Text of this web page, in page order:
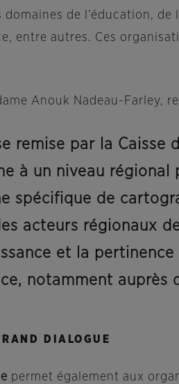
de l’éducation,
entre autres. Ces
Anouk Nadeau-Farley,
remise par la Caisse
à un niveau régional
spécifique de
acteurs régionaux
et la
notamment
DIALOGUE
permet également aux